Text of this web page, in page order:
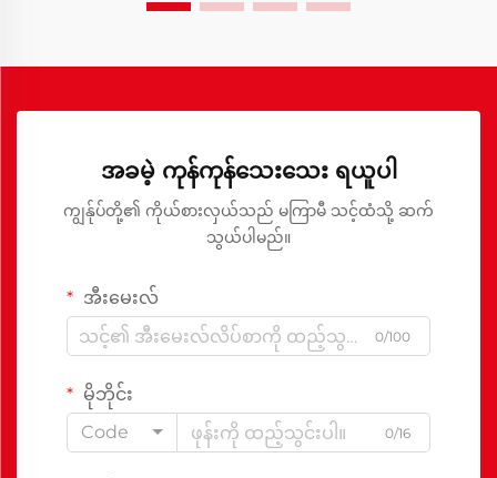
အခမဲ့ ကုန်ကုန်သေးသေး ရယူပါ
ကျွန်ုပ်တို့၏ ကိုယ်စားလှယ်သည် မကြာမီ သင့်ထံသို့ ဆက်
သွယ်ပါမည်။
အီးမေးလ်
0/100
မိုဘိုင်း
Code
0/16